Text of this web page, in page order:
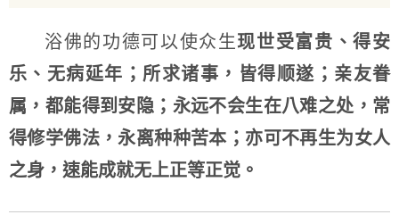
浴佛的功德可以使众生现世受富贵、得安
乐、无病延年；所求诸事，皆得顺遂；亲友眷
属，都能得到安隐；永远不会生在八难之处，常
得修学佛法，永离种种苦本；亦可不再生为女人
之身，速能成就无上正等正觉。